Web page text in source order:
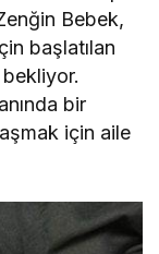
Bebek,
başlatılan
bir
için aile